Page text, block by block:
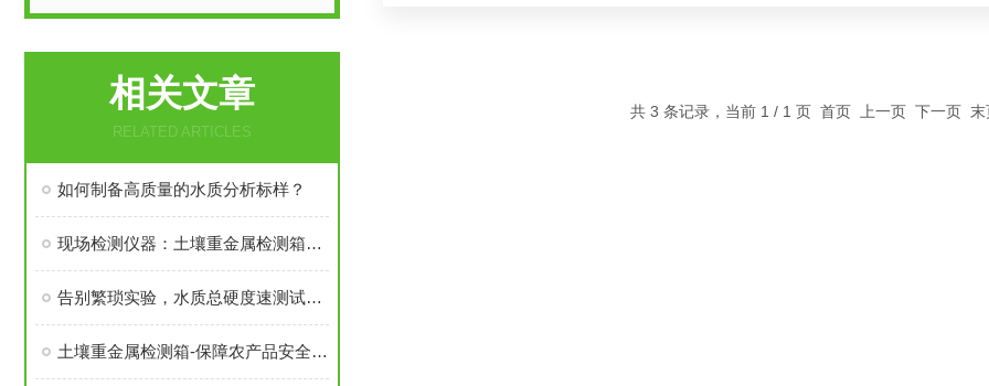
相关文章
RELATED ARTICLES
如何制备高质量的水质分析标样？
现场检测仪器：土壤重金属检测箱的便携性与检测效率优势解析
告别繁琐实验，水质总硬度速测试剂盒让检测变得简单快捷
土壤重金属检测箱-保障农产品安全可持续发展
共 3 条记录，当前 1 / 1 页 首页 上一页 下一页